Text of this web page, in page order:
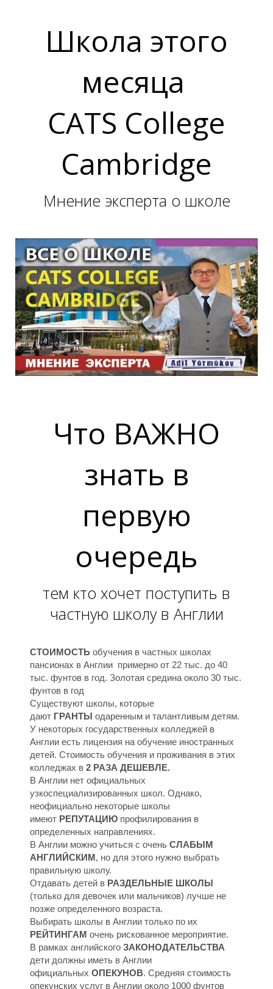
М
У
М
Школа этого
месяца
CATS College
Cambridge
Мнение эксперта о школе
Что ВАЖНО
знать в
первую
очередь
тем кто хочет поступить в
частную школу в Англии
СТОИМОСТЬ обучения в частных школах
пансионах в Англии примерно от 22 тыс. до 40
тыс. фунтов в год. Золотая средина около 30 тыс.
фунтов в год
Существуют школы, которые
дают ГРАНТЫ одаренным и талантливым детям.
У некоторых государственных колледжей в
Англии есть лицензия на обучение иностранных
детей. Стоимость обучения и проживания в этих
колледжах в 2 РАЗА ДЕШЕВЛЕ.
В Англии нет официальных
узкоспециализированных школ. Однако,
неофициально некоторые школы
имеют РЕПУТАЦИЮ профилирования в
определенных направлениях.
В Англии можно учиться с очень СЛАБЫМ
АНГЛИЙСКИМ, но для этого нужно выбрать
правильную школу.
Отдавать детей в РАЗДЕЛЬНЫЕ ШКОЛЫ
(только для девочек или мальчиков) лучше не
позже определенного возраста.
Выбирать школы в Англии только по их
РЕЙТИНГАМ очень рискованное мероприятие.
В рамках английского ЗАКОНОДАТЕЛЬСТВА
дети должны иметь в Англии
официальных ОПЕКУНОВ. Средняя стоимость
опекунских услуг в Англии около 1000 фунтов
М
У
М